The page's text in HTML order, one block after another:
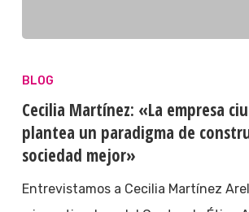
BLOG
Cecilia Martínez: «La empresa
plantea un paradigma de
sociedad mejor»
Entrevistamos a Cecilia Martínez